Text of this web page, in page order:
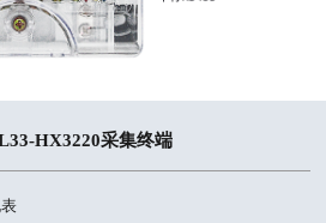
HX3220采集终端